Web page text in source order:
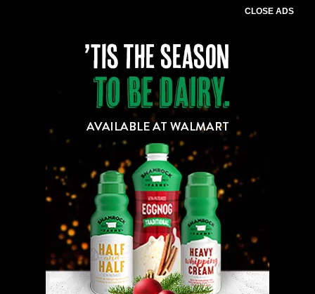
CLOSE ADS